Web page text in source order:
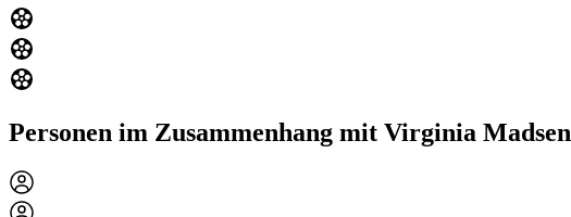
Personen im Zusammenhang mit Virginia Madsen